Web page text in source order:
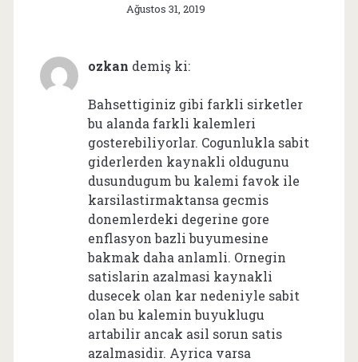
Ağustos 31, 2019
ozkan demiş ki:
Bahsettiginiz gibi farkli sirketler
bu alanda farkli kalemleri
gosterebiliyorlar. Cogunlukla sabit
giderlerden kaynakli oldugunu
dusundugum bu kalemi favok ile
karsilastirmaktansa gecmis
donemlerdeki degerine gore
enflasyon bazli buyumesine
bakmak daha anlamli. Ornegin
satislarin azalmasi kaynakli
dusecek olan kar nedeniyle sabit
olan bu kalemin buyuklugu
artabilir ancak asil sorun satis
azalmasidir. Ayrica varsa